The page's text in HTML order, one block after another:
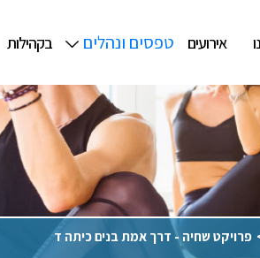
אירועים טפסים ונהלים בקהילות
פרויקט שחיה - דרך אמת בנים כיתה ד